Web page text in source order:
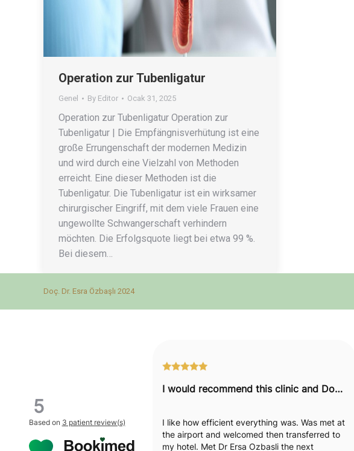
Operation zur Tubenligatur
Genel By Editor Ocak 31, 2025
Operation zur Tubenligatur Operation zur
Tubenligatur | Die Empfängnisverhütung ist eine
große Errungenschaft der modernen Medizin
und wird durch eine Vielzahl von Methoden
erreicht. Eine dieser Methoden ist die
Tubenligatur. Die Tubenligatur ist ein wirksamer
chirurgischer Eingriff, mit dem viele Frauen eine
ungewollte Schwangerschaft verhindern
möchten. Die Erfolgsquote liegt bei etwa 99 %.
Bei diesem…
Doç. Dr. Esra Özbaşlı 2024
5
Based on 3 patient review(s)
I would recommend this clinic and Doctor to everyone.
I like how efficient everything was. Was met at
the airport and welcomed then transferred to
my hotel. Met Dr Ersa Ozbasli the next